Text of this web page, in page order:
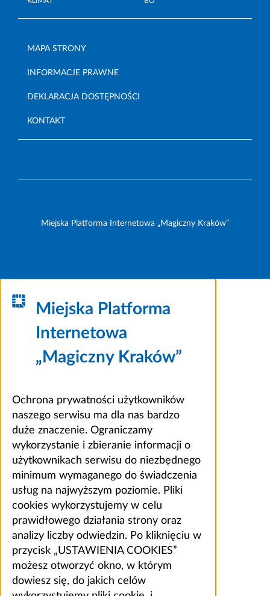
MAPA STRONY
INFORMACJE PRAWNE
DEKLARACJA DOSTĘPNOŚCI
KONTAKT
Miejska Platforma Internetowa „Magiczny Kraków”
Miejska Platforma
Internetowa
„Magiczny Kraków”
Ochrona prywatności użytkowników
naszego serwisu ma dla nas bardzo
duże znaczenie. Ograniczamy
wykorzystanie i zbieranie informacji o
użytkownikach serwisu do niezbędnego
minimum wymaganego do świadczenia
usług na najwyższym poziomie. Pliki
cookies wykorzystujemy w celu
prawidłowego działania strony oraz
analizy liczby odwiedzin. Po kliknięciu w
przycisk „USTAWIENIA COOKIES”
możesz otworzyć okno, w którym
dowiesz się, do jakich celów